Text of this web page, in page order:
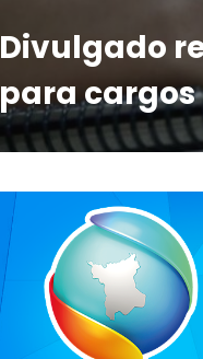
Divulgado
para